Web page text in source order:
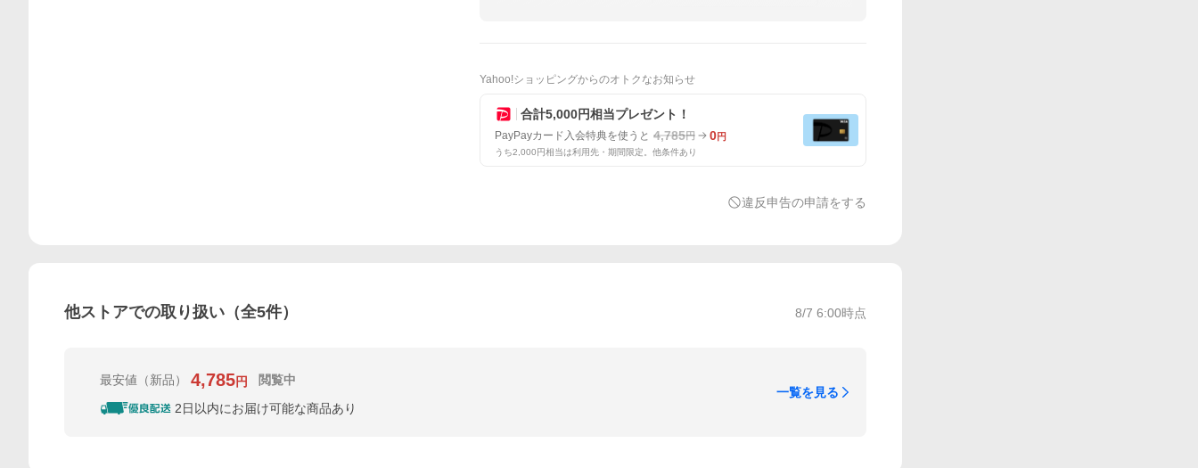
Yahoo!ショッピングからのオトクなお知らせ
合計5,000円相当プレゼント！
PayPayカード入会特典を使うと 4,785円 0円
うち2,000円相当は利用先・期間限定。他条件あり
違反申告の申請をする
他ストアでの取り扱い（全5件） 8/7 6:00時点
最安値 （新品） 4,785円
閲覧中
2日以内にお届け可能な商品あり
一覧を見る